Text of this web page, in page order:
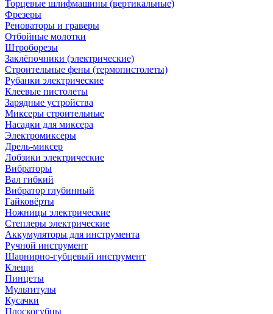
Торцевые шлифмашины (вертикальные)
Фрезеры
Реноваторы и граверы
Отбойные молотки
Штроборезы
Заклёпочники (электрические)
Строительные фены (термопистолеты)
Рубанки электрические
Клеевые пистолеты
Зарядные устройства
Миксеры строительные
Насадки для миксера
Электромиксеры
Дрель-миксер
Лобзики электрические
Вибраторы
Вал гибкий
Вибратор глубинный
Гайковёрты
Ножницы электрические
Степлеры электрические
Аккумуляторы для инструмента
Ручной инструмент
Шарнирно-губцевый инструмент
Клещи
Пинцеты
Мультитулы
Кусачки
Плоскогубцы